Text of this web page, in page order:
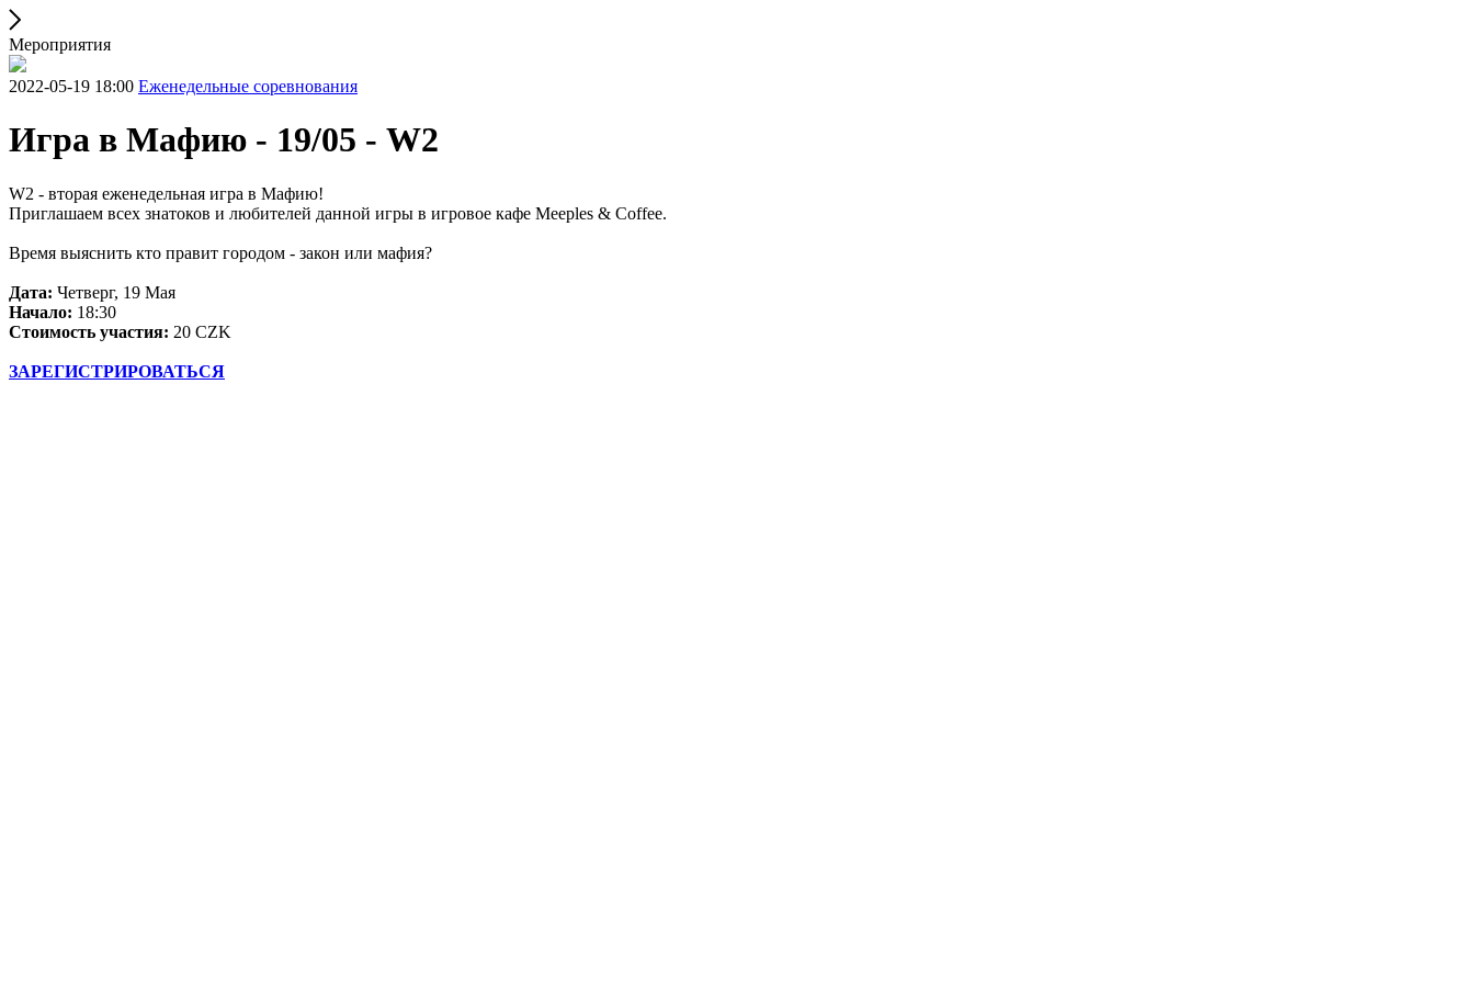
Мероприятия
2022-05-19 18:00 Еженедельные соревнования
Игра в Мафию - 19/05 - W2
W2 - вторая еженедельная игра в Мафию!
Приглашаем всех знатоков и любителей данной игры в игровое кафе Meeples & Coffee.
Время выяснить кто правит городом - закон или мафия?
Дата: Четверг, 19 Мая
Начало: 18:30
Стоимость участия: 20 CZK
ЗАРЕГИСТРИРОВАТЬСЯ